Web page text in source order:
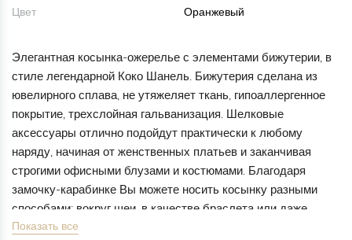
Цвет
Оранжевый
Элегантная косынка-ожерелье с элементами бижутерии, в
стиле легендарной Коко Шанель. Бижутерия сделана из
ювелирного сплава, не утяжеляет ткань, гипоаллергенное
покрытие, трехслойная гальванизация. Шелковые
аксессуары отлично подойдут практически к любому
наряду, начиная от женственных платьев и заканчивая
строгими офисными блузами и костюмами. Благодаря
замочку-карабинке Вы можете носить косынку разными
способами: вокруг шеи, в качестве браслета или даже
пояса.
Показать все